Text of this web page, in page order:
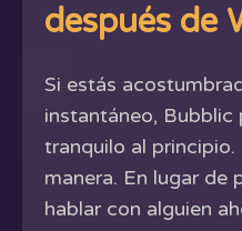
después de
Si estás
instantáneo, Bubblic
tranquilo al
manera. En lugar de
hablar con alguien